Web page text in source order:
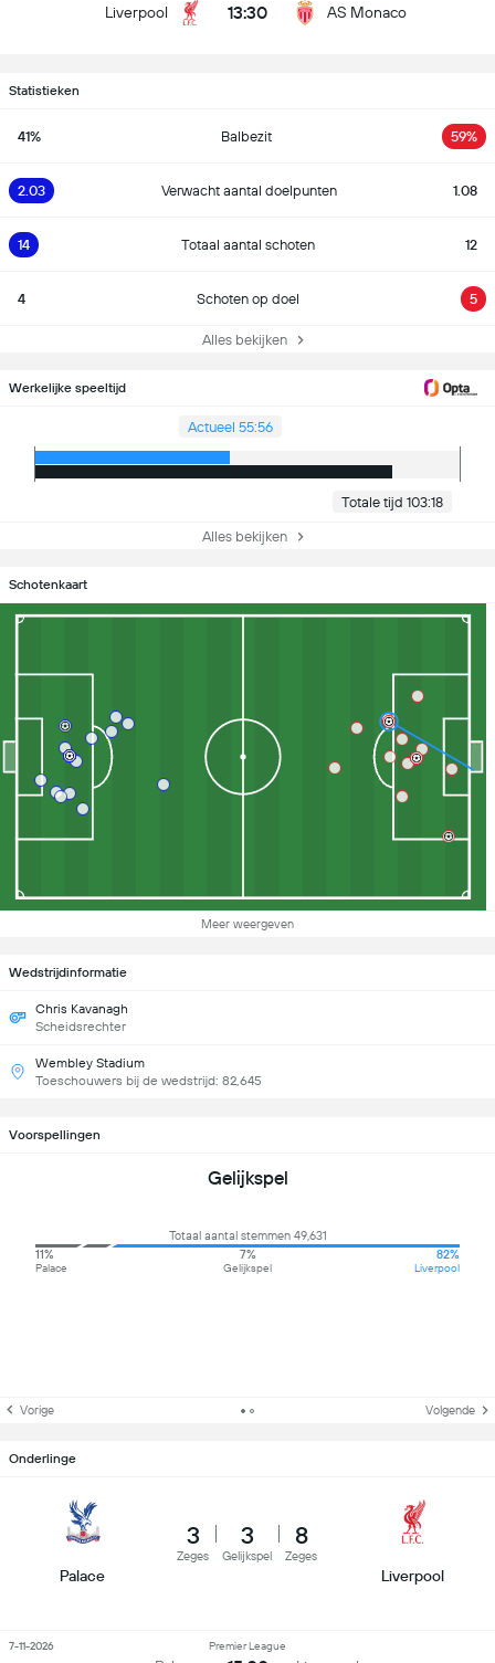
Liverpool 13:30 AS Monaco
Statistieken
41% Balbezit 59%
2.03 Verwacht aantal doelpunten 1.08
14 Totaal aantal schoten 12
4 Schoten op doel 5
Alles bekijken
Werkelijke speeltijd
Actueel 55:56
Totale tijd 103:18
Alles bekijken
Schotenkaart
Meer weergeven
Wedstrijdinformatie
Chris Kavanagh
Scheidsrechter
Wembley Stadium
Toeschouwers bij de wedstrijd: 82,645
Voorspellingen
Gelijkspel
Totaal aantal stemmen 49,631
11%
Palace
7%
Gelijkspel
82%
Liverpool
Vorige Volgende
Onderlinge
Palace
3
Zeges
3
Gelijkspel
8
Zeges
Liverpool
Premier League
7-11-2026